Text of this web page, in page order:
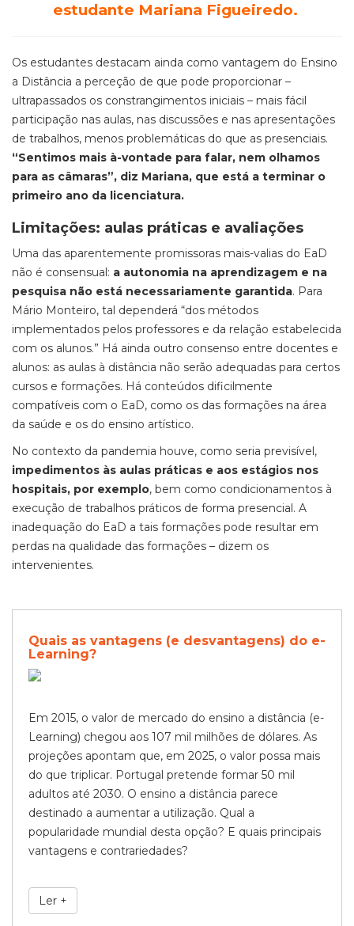
estudante Mariana Figueiredo.
Os estudantes destacam ainda como vantagem do Ensino
a Distância a perceção de que pode proporcionar –
ultrapassados os constrangimentos iniciais – mais fácil
participação nas aulas, nas discussões e nas apresentações
de trabalhos, menos problemáticas do que as presenciais.
“Sentimos mais à-vontade para falar, nem olhamos
para as câmaras”, diz Mariana, que está a terminar o
primeiro ano da licenciatura.
Limitações: aulas práticas e avaliações
Uma das aparentemente promissoras mais-valias do EaD
não é consensual: a autonomia na aprendizagem e na
pesquisa não está necessariamente garantida. Para
Mário Monteiro, tal dependerá “dos métodos
implementados pelos professores e da relação estabelecida
com os alunos.” Há ainda outro consenso entre docentes e
alunos: as aulas à distância não serão adequadas para certos
cursos e formações. Há conteúdos dificilmente
compatíveis com o EaD, como os das formações na área
da saúde e os do ensino artístico.
No contexto da pandemia houve, como seria previsível,
impedimentos às aulas práticas e aos estágios nos
hospitais, por exemplo, bem como condicionamentos à
execução de trabalhos práticos de forma presencial. A
inadequação do EaD a tais formações pode resultar em
perdas na qualidade das formações – dizem os
intervenientes.
Quais as vantagens (e desvantagens) do e-
Learning?
Em 2015, o valor de mercado do ensino a distância (e-
Learning) chegou aos 107 mil milhões de dólares. As
projeções apontam que, em 2025, o valor possa mais
do que triplicar. Portugal pretende formar 50 mil
adultos até 2030. O ensino a distância parece
destinado a aumentar a utilização. Qual a
popularidade mundial desta opção? E quais principais
vantagens e contrariedades?
Ler +